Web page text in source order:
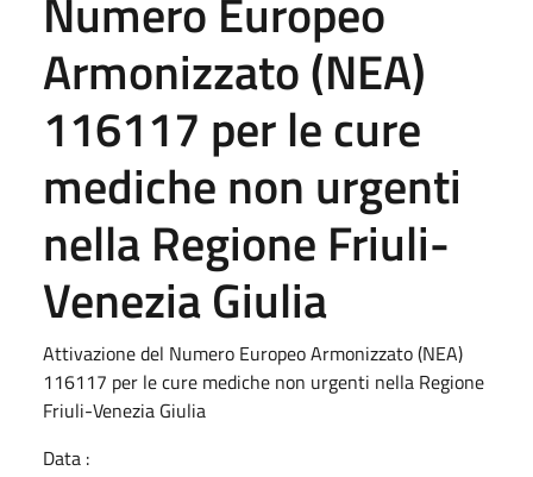
Armonizzato (NEA)
116117 per le cure
mediche non urgenti
nella Regione Friuli-
Venezia Giulia
Attivazione del Numero Europeo Armonizzato (NEA)
116117 per le cure mediche non urgenti nella Regione
Friuli-Venezia Giulia
Data :